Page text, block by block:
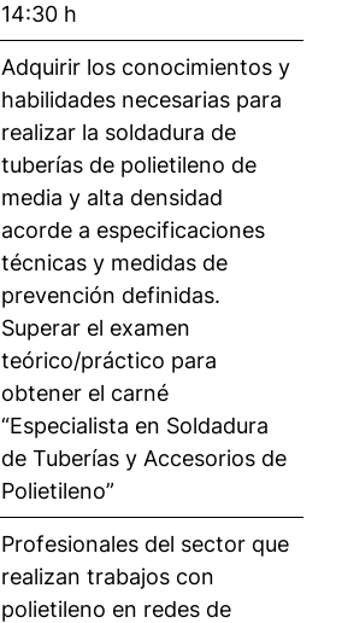
14:30 h
Adquirir los conocimientos y
habilidades necesarias para
realizar la soldadura de
tuberías de polietileno de
media y alta densidad
acorde a especificaciones
técnicas y medidas de
prevención definidas.
Superar el examen
teórico/práctico para
obtener el carné
“Especialista en Soldadura
de Tuberías y Accesorios de
Polietileno”
Profesionales del sector que
realizan trabajos con
polietileno en redes de